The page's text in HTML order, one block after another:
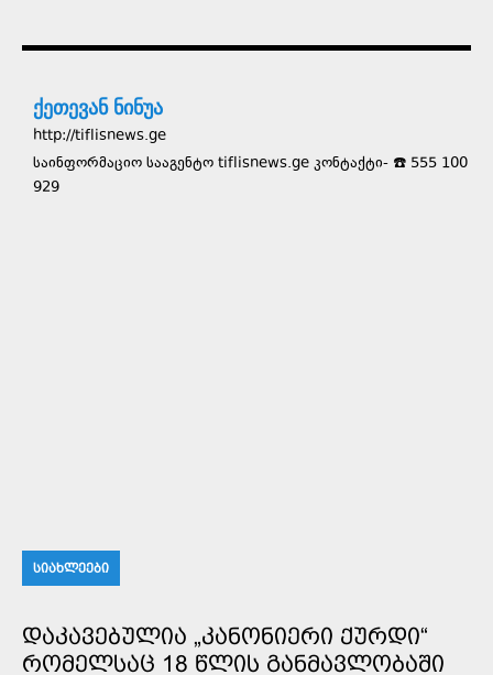
ქეთევან ნინუა
http://tiflisnews.ge
საინფორმაციო სააგენტო tiflisnews.ge კონტაქტი- ☎️ 555 100
929
ᲡᲘᲐᲮᲚᲔᲔᲑᲘ
ᲓᲐᲙᲐᲕᲔᲑᲣᲚᲘᲐ „ᲙᲐᲜᲝᲜᲘᲔᲠᲘ ᲥᲣᲠᲓᲘ“
ᲠᲝᲛᲔᲚᲡᲐᲪ 18 ᲬᲚᲘᲡ ᲒᲐᲜᲛᲐᲕᲚᲝᲑᲐᲨᲘ